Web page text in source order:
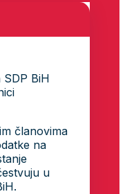
BiH
članovima
na
u